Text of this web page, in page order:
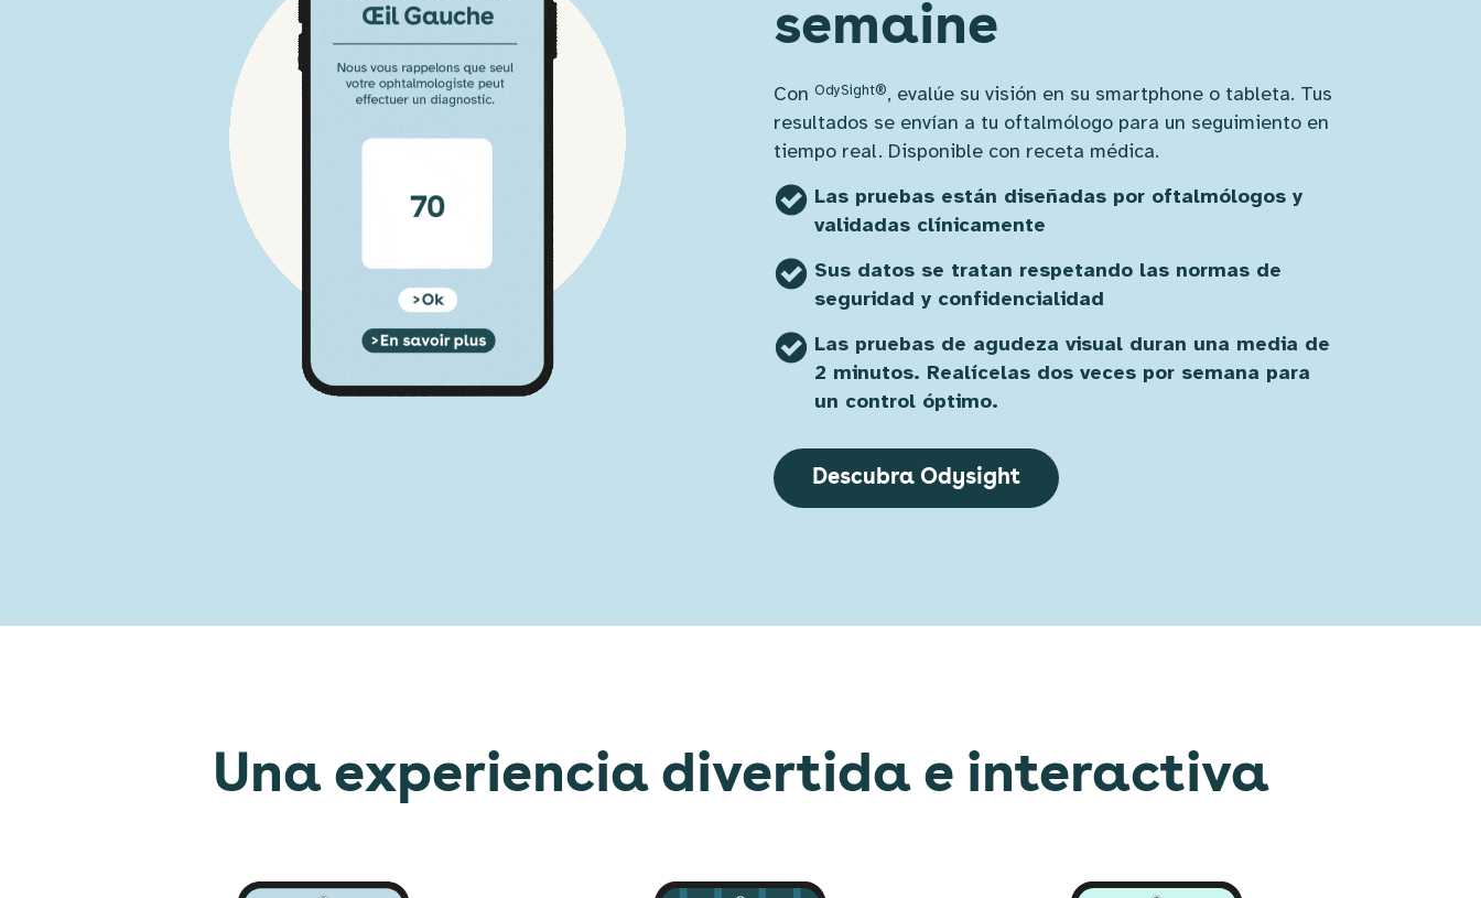
semaine
Con OdySight®, evalúe su visión en su smartphone o tableta. Tus
resultados se envían a tu oftalmólogo para un seguimiento en
tiempo real. Disponible con receta médica.
Las pruebas están diseñadas por oftalmólogos y
validadas clínicamente
Sus datos se tratan respetando las normas de
seguridad y confidencialidad
Las pruebas de agudeza visual duran una media de
2 minutos. Realícelas dos veces por semana para
un control óptimo.
Descubra Odysight
Una experiencia divertida e interactiva